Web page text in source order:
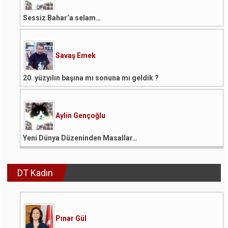
Sessiz Bahar’a selam…
Savaş Emek
20. yüzyılın başına mı sonuna mı geldik ?
Aylin Gençoğlu
Yeni Dünya Düzeninden Masallar…
DT Kadın
Pınar Gül